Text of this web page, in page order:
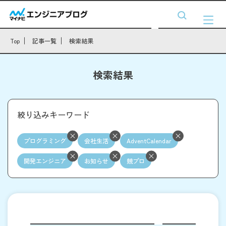
Top 記事一覧 検索結果
検索結果
絞り込みキーワード
プログラミング 会社生活 AdventCalendar
開発エンジニア お知らせ 競プロ